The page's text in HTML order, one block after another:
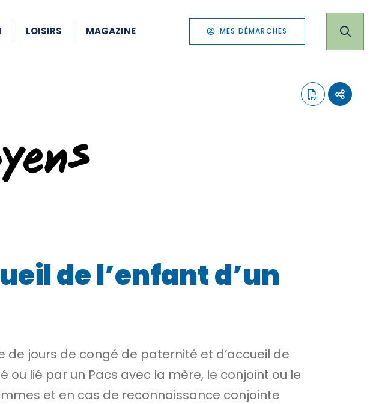
LOISIRS MAGAZINE MES DÉMARCHES
de l’enfant d’un
de jours de congé de paternité et d’accueil de
ou lié par un Pacs avec la mère, le conjoint ou le
et en cas de reconnaissance conjointe